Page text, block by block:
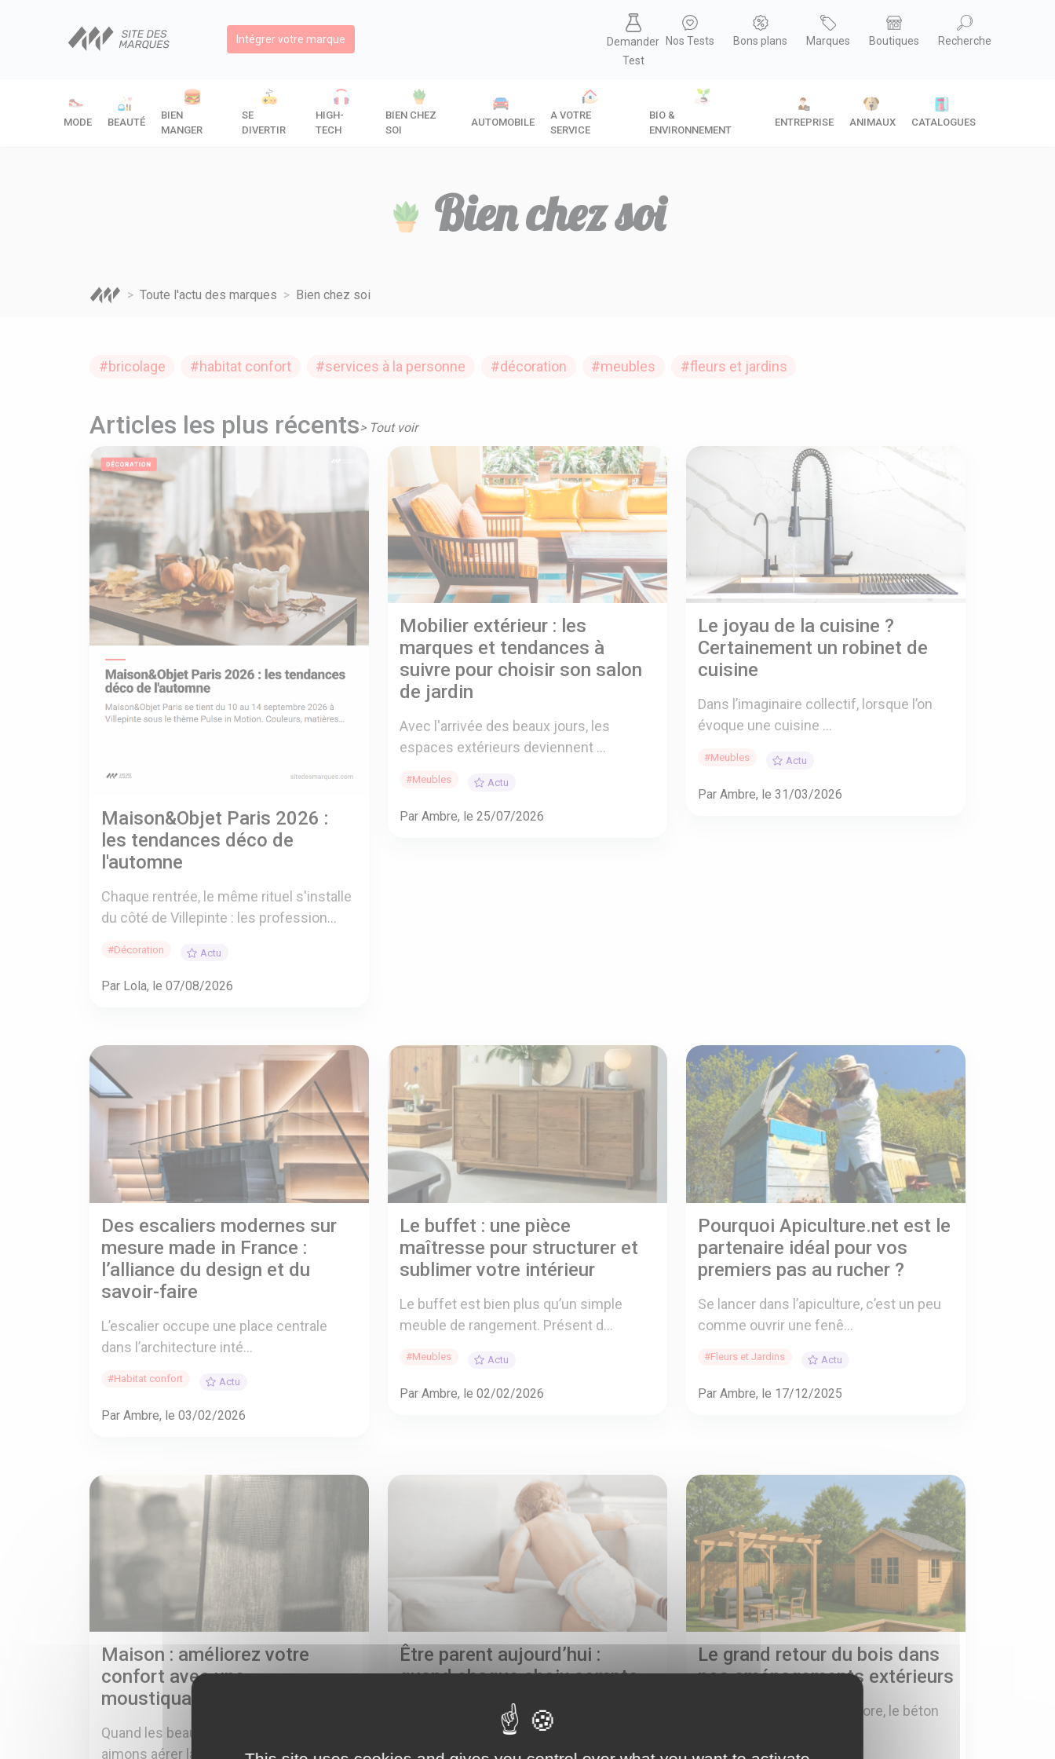
Intégrer votre marque
Demander
Test
Nos Tests Bons plans Marques Boutiques Recherche
MODE BEAUTÉ
BIEN
MANGER
SE
DIVERTIR
HIGH-
TECH
BIEN CHEZ
SOI
AUTOMOBILE
A VOTRE
SERVICE
BIO &
ENVIRONNEMENT
ENTREPRISE ANIMAUX CATALOGUES
Bien chez soi
Toute l'actu des marques Bien chez soi
#bricolage #habitat confort #services à la personne #décoration #meubles #fleurs et jardins
Articles les plus récents> Tout voir
Maison&Objet Paris 2026 :
les tendances déco de
l'automne
Chaque rentrée, le même rituel s'installe
du côté de Villepinte : les profession...
#Décoration Actu
Par Lola, le 07/08/2026
Mobilier extérieur : les
marques et tendances à
suivre pour choisir son salon
de jardin
Avec l'arrivée des beaux jours, les
espaces extérieurs deviennent ...
#Meubles Actu
Par Ambre, le 25/07/2026
Le joyau de la cuisine ?
Certainement un robinet de
cuisine
Dans l’imaginaire collectif, lorsque l’on
évoque une cuisine ...
#Meubles Actu
Par Ambre, le 31/03/2026
Des escaliers modernes sur
mesure made in France :
l’alliance du design et du
savoir-faire
L’escalier occupe une place centrale
dans l’architecture inté...
#Habitat confort Actu
Par Ambre, le 03/02/2026
Le buffet : une pièce
maîtresse pour structurer et
sublimer votre intérieur
Le buffet est bien plus qu’un simple
meuble de rangement. Présent d...
#Meubles Actu
Par Ambre, le 02/02/2026
Pourquoi Apiculture.net est le
partenaire idéal pour vos
premiers pas au rucher ?
Se lancer dans l’apiculture, c’est un peu
comme ouvrir une fenê...
#Fleurs et Jardins Actu
Par Ambre, le 17/12/2025
Maison : améliorez votre
confort avec une
moustiquaire bien choisie !
Quand les beaux jours arrivent, nous
aimons aérer la maison, laisser entr...
Être parent aujourd’hui :
quand chaque choix compte
Devenir parent, c’est un bouleversement.
Avant même la naissance, to...
Le grand retour du bois dans
nos aménagements extérieurs
Il y a quelques années encore, le béton